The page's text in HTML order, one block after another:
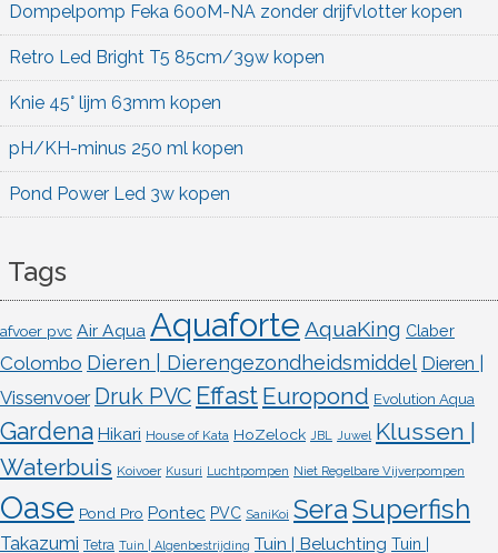
Dompelpomp Feka 600M-NA zonder drijfvlotter kopen
Retro Led Bright T5 85cm/39w kopen
Knie 45° lijm 63mm kopen
pH/KH-minus 250 ml kopen
Pond Power Led 3w kopen
Tags
afvoer pvc Air Aqua Aquaforte AquaKing Claber
Colombo Dieren | Dierengezondheidsmiddel Dieren |
Vissenvoer Druk PVC Effast Europond Evolution Aqua
Gardena Hikari House of Kata HoZelock JBL Juwel Klussen |
Waterbuis Koivoer Kusuri Luchtpompen Niet Regelbare Vijverpompen
Oase Pond Pro Pontec PVC SaniKoi SeraSuperfish
Takazumi Tetra Tuin | Algenbestrijding Tuin | Beluchting Tuin |